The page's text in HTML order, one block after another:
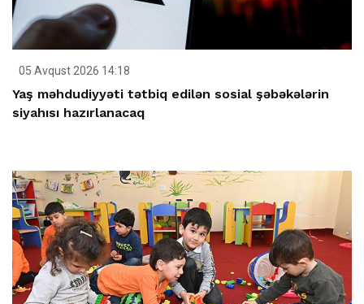
05 Avqust 2026 14:18
Yaş məhdudiyyəti tətbiq edilən sosial şəbəkələrin
siyahısı hazırlanacaq